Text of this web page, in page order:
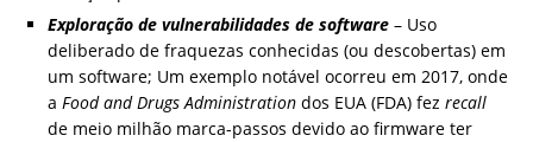
Exploração de vulnerabilidades de software – Uso
deliberado de fraquezas conhecidas (ou descobertas) em
um software; Um exemplo notável ocorreu em 2017, onde
a Food and Drugs Administration dos EUA (FDA) fez recall
de meio milhão marca-passos devido ao firmware ter